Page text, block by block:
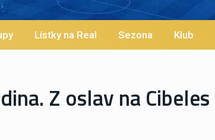
Lístky na Real Sezona Klub
Z oslav na Cibeles